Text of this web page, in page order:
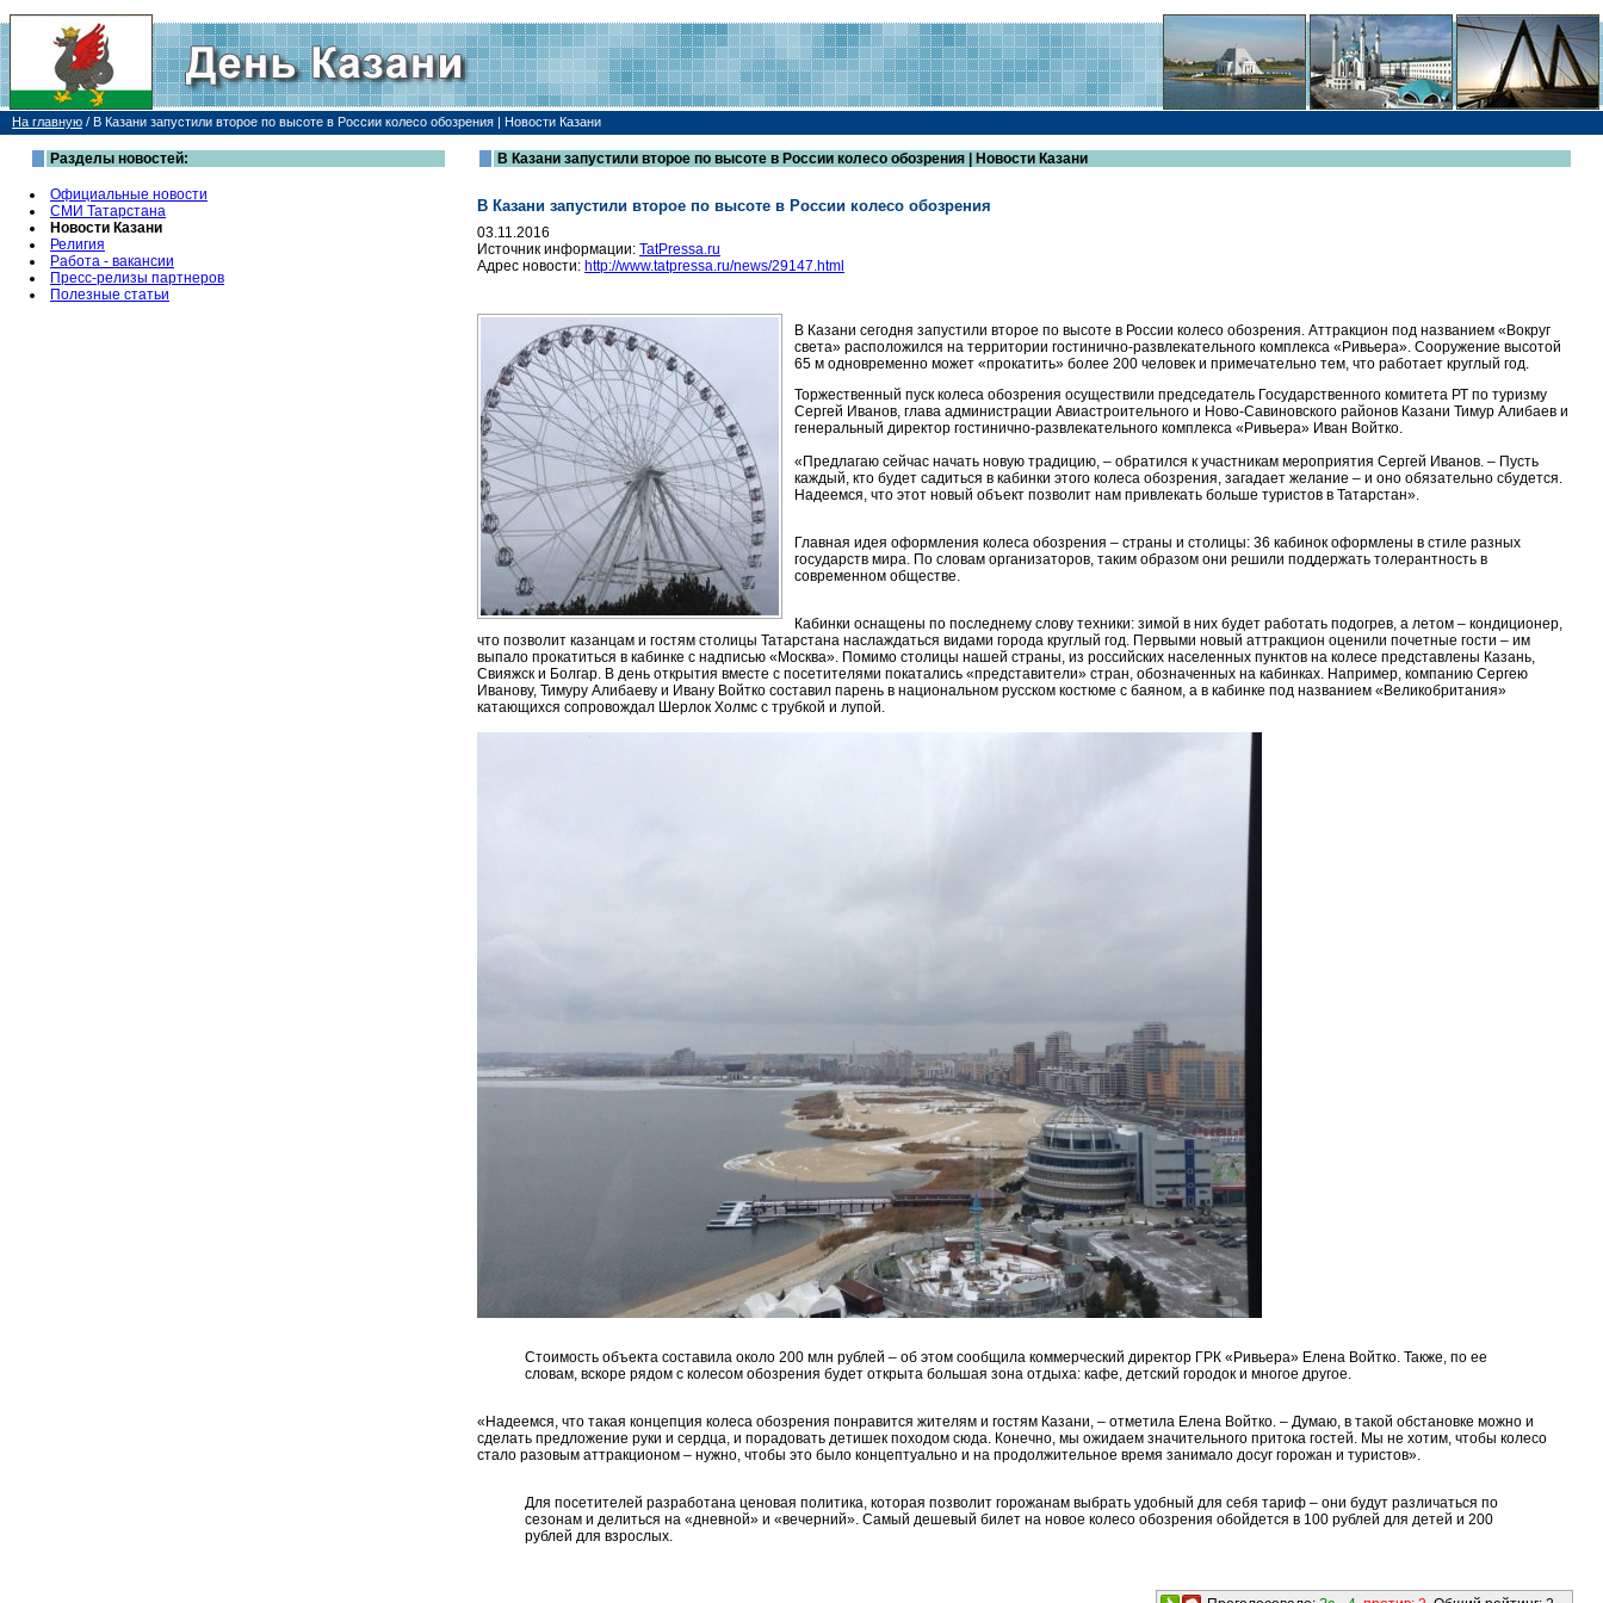
На главную / В Казани запустили второе по высоте в России колесо обозрения | Новости Казани
Разделы новостей:
Официальные новости
СМИ Татарстана
Новости Казани
Религия
Работа - вакансии
Пресс-релизы партнеров
Полезные статьи
В Казани запустили второе по высоте в России колесо обозрения | Новости Казани
В Казани запустили второе по высоте в России колесо обозрения
03.11.2016
Источник информации: TatPressa.ru
Адрес новости: http://www.tatpressa.ru/news/29147.html
В Казани сегодня запустили второе по высоте в России колесо обозрения. Аттракцион под названием «Вокруг
света» расположился на территории гостинично-развлекательного комплекса «Ривьера». Сооружение высотой
65 м одновременно может «прокатить» более 200 человек и примечательно тем, что работает круглый год.
Торжественный пуск колеса обозрения осуществили председатель Государственного комитета РТ по туризму
Сергей Иванов, глава администрации Авиастроительного и Ново-Савиновского районов Казани Тимур Алибаев и
генеральный директор гостинично-развлекательного комплекса «Ривьера» Иван Войтко.
«Предлагаю сейчас начать новую традицию, – обратился к участникам мероприятия Сергей Иванов. – Пусть
каждый, кто будет садиться в кабинки этого колеса обозрения, загадает желание – и оно обязательно сбудется.
Надеемся, что этот новый объект позволит нам привлекать больше туристов в Татарстан».
Главная идея оформления колеса обозрения – страны и столицы: 36 кабинок оформлены в стиле разных
государств мира. По словам организаторов, таким образом они решили поддержать толерантность в
современном обществе.
Кабинки оснащены по последнему слову техники: зимой в них будет работать подогрев, а летом – кондиционер,
что позволит казанцам и гостям столицы Татарстана наслаждаться видами города круглый год. Первыми новый аттракцион оценили почетные гости – им
выпало прокатиться в кабинке с надписью «Москва». Помимо столицы нашей страны, из российских населенных пунктов на колесе представлены Казань,
Свияжск и Болгар. В день открытия вместе с посетителями покатались «представители» стран, обозначенных на кабинках. Например, компанию Сергею
Иванову, Тимуру Алибаеву и Ивану Войтко составил парень в национальном русском костюме с баяном, а в кабинке под названием «Великобритания»
катающихся сопровождал Шерлок Холмс с трубкой и лупой.
Стоимость объекта составила около 200 млн рублей – об этом сообщила коммерческий директор ГРК «Ривьера» Елена Войтко. Также, по ее
словам, вскоре рядом с колесом обозрения будет открыта большая зона отдыха: кафе, детский городок и многое другое.
«Надеемся, что такая концепция колеса обозрения понравится жителям и гостям Казани, – отметила Елена Войтко. – Думаю, в такой обстановке можно и
сделать предложение руки и сердца, и порадовать детишек походом сюда. Конечно, мы ожидаем значительного притока гостей. Мы не хотим, чтобы колесо
стало разовым аттракционом – нужно, чтобы это было концептуально и на продолжительное время занимало досуг горожан и туристов».
Для посетителей разработана ценовая политика, которая позволит горожанам выбрать удобный для себя тариф – они будут различаться по
сезонам и делиться на «дневной» и «вечерний». Самый дешевый билет на новое колесо обозрения обойдется в 100 рублей для детей и 200
рублей для взрослых.